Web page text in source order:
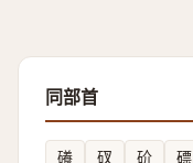
同部首
礢 䂘 砎 磦